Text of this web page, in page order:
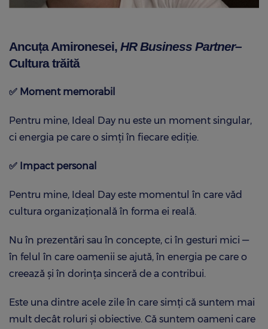
Ancuța Amironesei, HR Business Partner–
Cultura trăită
✅ Moment memorabil
Pentru mine, Ideal Day nu este un moment singular,
ci energia pe care o simți în fiecare ediție.
✅ Impact personal
Pentru mine, Ideal Day este momentul în care văd
cultura organizațională în forma ei reală.
Nu în prezentări sau în concepte, ci în gesturi mici —
în felul în care oamenii se ajută, în energia pe care o
creează și în dorința sinceră de a contribui.
Este una dintre acele zile în care simți că suntem mai
mult decât roluri și obiective. Că suntem oameni care